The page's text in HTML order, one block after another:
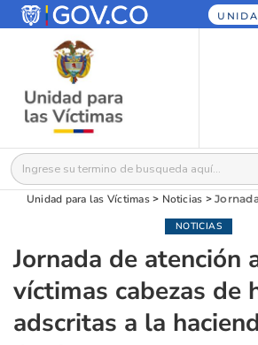
Buscar:
Unidad para las Víctimas> Noticias >Jornada de atención a
NOTICIAS
Jornada de atención
víctimas cabezas de
adscritas a la